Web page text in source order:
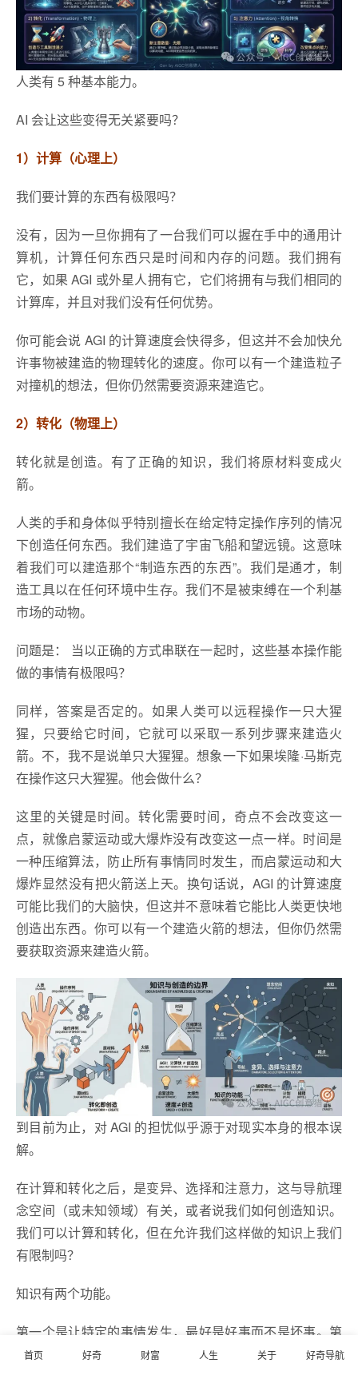
人类有 5 种基本能力。
AI 会让这些变得无关紧要吗？
1）计算（心理上）
我们要计算的东西有极限吗？
没有，因为一旦你拥有了一台我们可以握在手中的通用计
算机，计算任何东西只是时间和内存的问题。我们拥有
它，如果 AGI 或外星人拥有它，它们将拥有与我们相同的
计算库，并且对我们没有任何优势。
你可能会说 AGI 的计算速度会快得多，但这并不会加快允
许事物被建造的物理转化的速度。你可以有一个建造粒子
对撞机的想法，但你仍然需要资源来建造它。
2）转化（物理上）
转化就是创造。有了正确的知识，我们将原材料变成火
箭。
人类的手和身体似乎特别擅长在给定特定操作序列的情况
下创造任何东西。我们建造了宇宙飞船和望远镜。这意味
着我们可以建造那个“制造东西的东西”。我们是通才，制
造工具以在任何环境中生存。我们不是被束缚在一个利基
市场的动物。
问题是： 当以正确的方式串联在一起时，这些基本操作能
做的事情有极限吗？
同样，答案是否定的。如果人类可以远程操作一只大猩
猩，只要给它时间，它就可以采取一系列步骤来建造火
箭。不，我不是说单只大猩猩。想象一下如果埃隆·马斯克
在操作这只大猩猩。他会做什么？
这里的关键是时间。转化需要时间，奇点不会改变这一
点，就像启蒙运动或大爆炸没有改变这一点一样。时间是
一种压缩算法，防止所有事情同时发生，而启蒙运动和大
爆炸显然没有把火箭送上天。换句话说，AGI 的计算速度
可能比我们的大脑快，但这并不意味着它能比人类更快地
创造出东西。你可以有一个建造火箭的想法，但你仍然需
要获取资源来建造火箭。
到目前为止，对 AGI 的担忧似乎源于对现实本身的根本误
解。
在计算和转化之后，是变异、选择和注意力，这与导航理
念空间（或未知领域）有关，或者说我们如何创造知识。
我们可以计算和转化，但在允许我们这样做的知识上我们
有限制吗？
知识有两个功能。
第一个是让特定的事情发生，最好是好事而不是坏事。第
二个是捕捉现实中的模式。这使我们能够以有效的方式存
首页 好奇 财富 人生 关于 好奇导航